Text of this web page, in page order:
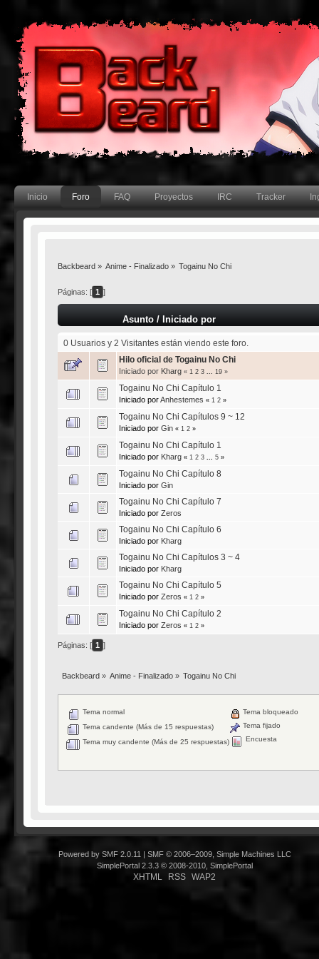
Inicio Foro FAQ Proyectos IRC Tracker
Backbeard» Anime - Finalizado » Togainu No Chi
Páginas: [ 1 ]
Asunto/ Iniciado por
0 Usuarios y 2 Visitantes están viendo este foro.
Hilo oficial de Togainu No Chi
Iniciado por Kharg « 1 2 3 19»
Togainu No Chi Capítulo 1
Iniciado porAnhestemes « 1 2»
Togainu No Chi Capítulos 9 ~ 12
Iniciado por Gin « 1 2»
Togainu No Chi Capítulo 1
Iniciado por Kharg « 1 2 3 5»
Togainu No Chi Capítulo 8
Iniciado por Gin
Togainu No Chi Capítulo 7
Iniciado por Zeros
Togainu No Chi Capítulo 6
Iniciado por Kharg
Togainu No Chi Capítulos 3 ~ 4
Iniciado por Kharg
Togainu No Chi Capítulo 5
Iniciado por Zeros « 1 2»
Togainu No Chi Capítulo 2
Iniciado por Zeros « 1 2»
Páginas: [ 1 ]
Backbeard» Anime - Finalizado » Togainu No Chi
Tema normal
Tema candente (Más de 15 respuestas)
Tema muy candente (Más de 25 respuestas)
Tema bloqueado
Tema fijado
Encuesta
Powered by SMF 2.0.11
SMF © 2006–2009, Simple Machines LLC
SimplePortal 2.3.3 © 2008-2010, SimplePortal
XHTML RSS WAP2